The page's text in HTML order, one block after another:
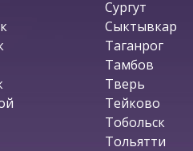
Сургут
Сыктывкар
Таганрог
Тамбов
Тверь
Тейково
Тобольск
Тольятти